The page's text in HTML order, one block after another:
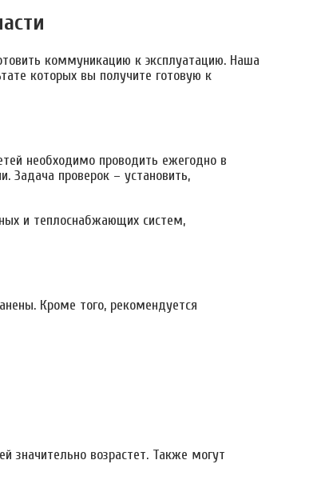
коммуникацию к эксплуатацию. Наша
которых вы получите готовую к
необходимо проводить ежегодно в
Задача проверок – установить,
и теплоснабжающих систем,
Кроме того, рекомендуется
значительно возрастет. Также могут